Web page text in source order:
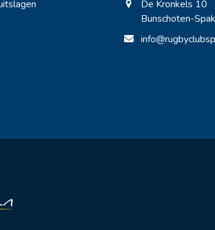
De Kronkels 10
Bunschoten-